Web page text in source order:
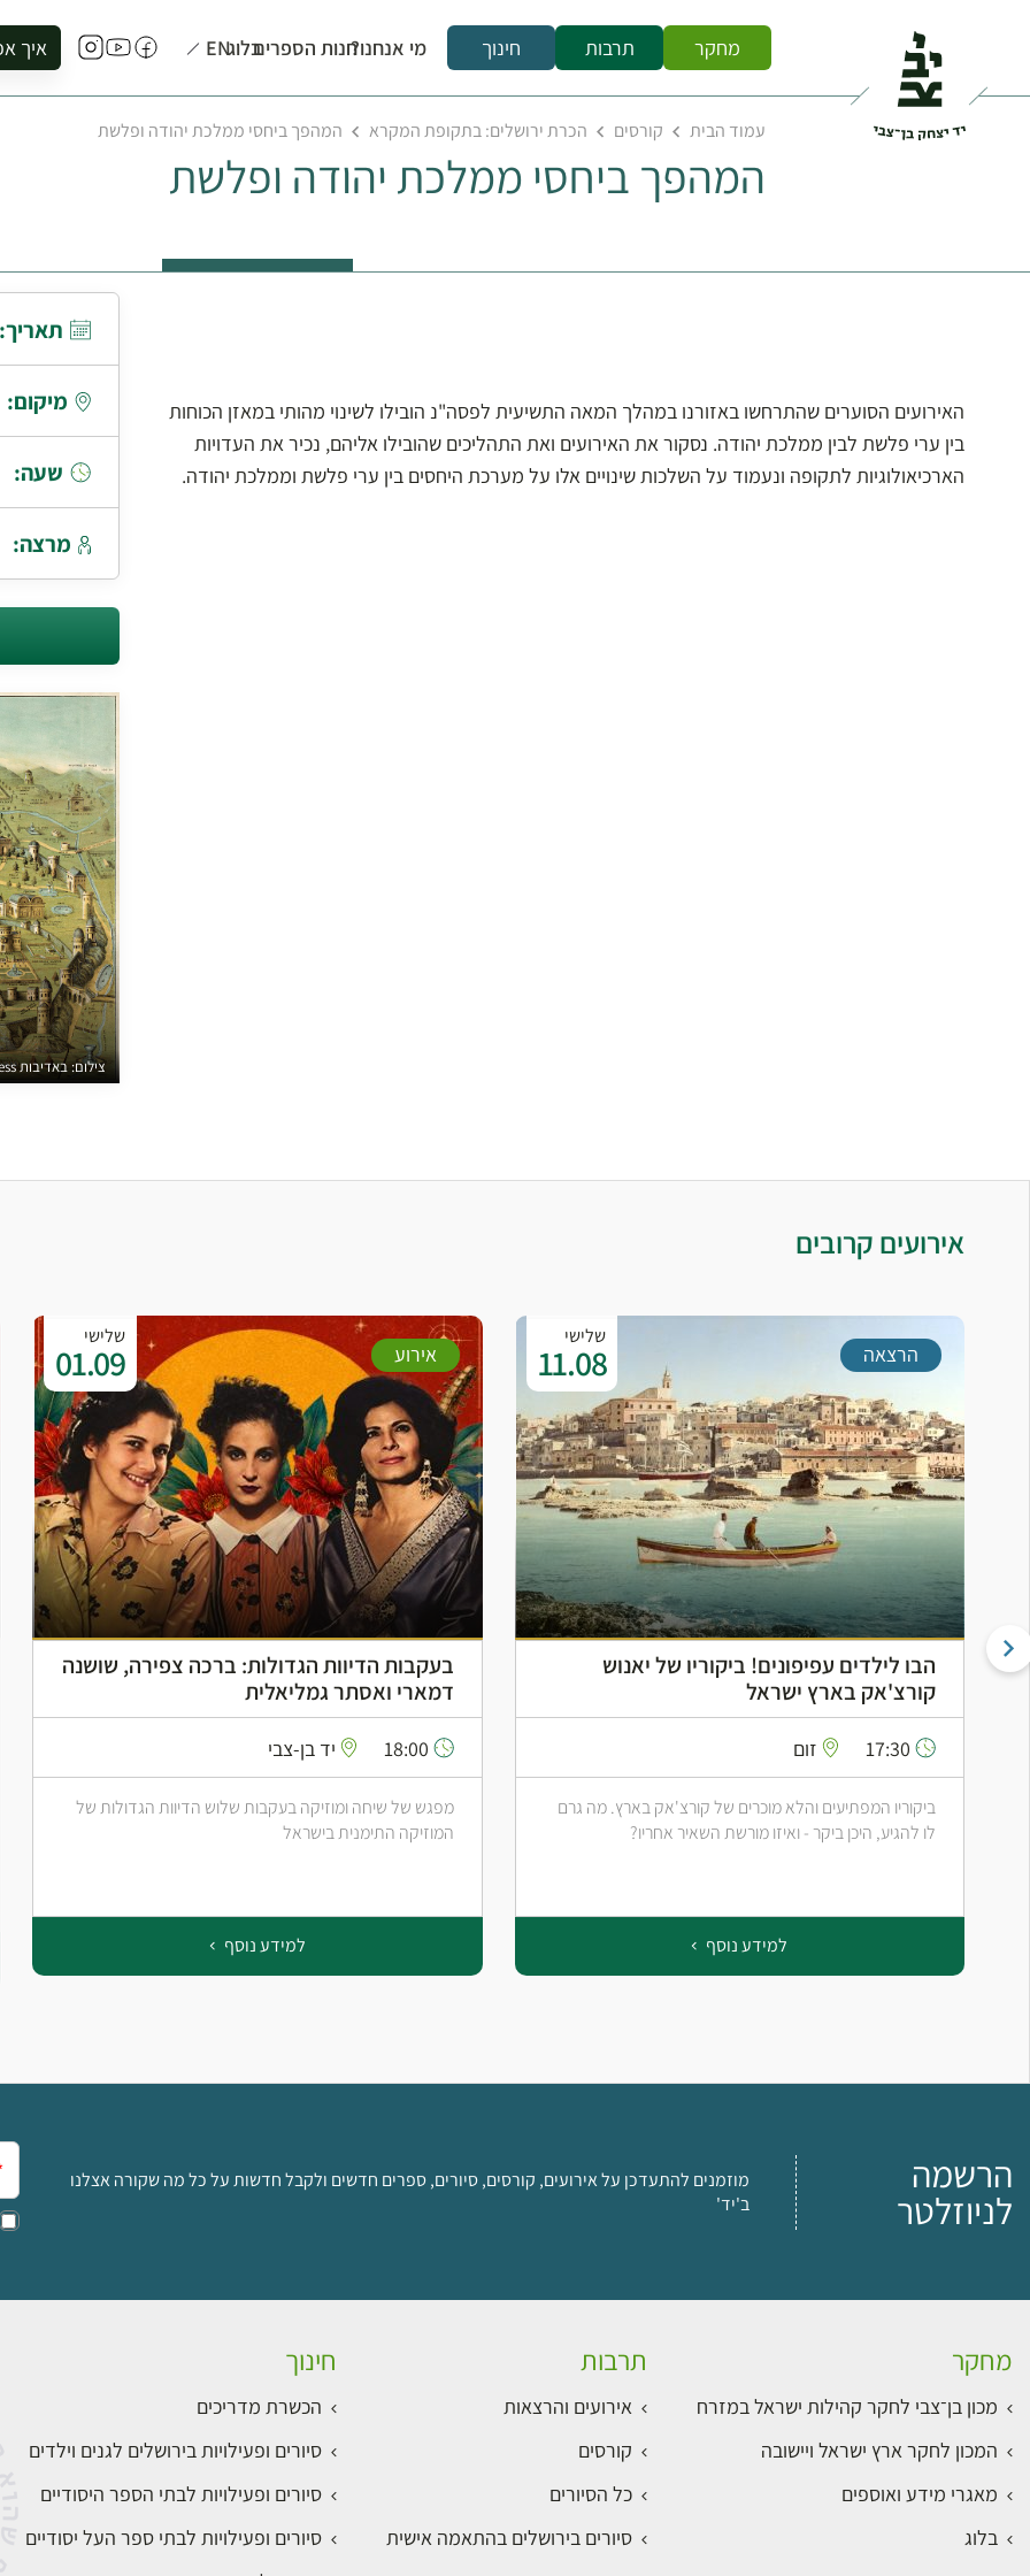
מחקר תרבות חינוך מי אנחנו?חנות הספריםבלוגEN איך
להזמין
לתאם
עמוד הבית קורסים הכרת ירושלים: בתקופת המקרא המהפך ביחסי ממלכת יהודה ופלשת
המהפך ביחסי ממלכת יהודה ופלשת
האירועים הסוערים שהתרחשו באזורנו במהלך המאה התשיעית לפסה"נ הובילו לשינוי מהותי במאזן הכוחות
בין ערי פלשת לבין ממלכת יהודה. נסקור את האירועים ואת התהליכים שהובילו אליהם, נכיר את העדויות
הארכיאולוגיות לתקופה ונעמוד על השלכות שינויים אלו על מערכת היחסים בין ערי פלשת וממלכת יהודה.
תאריך:
מיקום:
שעה:
מרצה:
צילום: באדיבות Library of Congress
אירועים קרובים
שלישי
11.08 הרצאה
הבו לילדים עפיפונים! ביקוריו של יאנוש
קורצ'אק בארץ ישראל
17:30 זום
ביקוריו המפתיעים והלא מוכרים של קורצ'אק בארץ. מה גרם
לו להגיע, היכן ביקר - ואיזו מורשת השאיר אחריו?
למידע נוסף
שלישי
01.09 אירוע
בעקבות הדיוות הגדולות: ברכה צפירה, שושנה
דמארי ואסתר גמליאלית
יד בן-צבי
מפגש של שיחה ומוזיקה בעקבות שלוש הדיוות הגדולות של
המוזיקה התימנית בישראל
למידע נוסף
הרשמה
לניוזלטר
מוזמנים להתעדכן על אירועים, קורסים, סיורים, ספרים חדשים ולקבל חדשות על כל מה שקורה אצלנו
ב'יד'
מחקר
מכון בן־צבי לחקר קהילות ישראל במזרח
המכון לחקר ארץ ישראל ויישובה
מאגרי מידע ואוספים
בלוג
תרבות
אירועים והרצאות
קורסים
כל הסיורים
סיורים בירושלים בהתאמה אישית
חינוך
הכשרת מדריכים
סיורים ופעילויות בירושלים לגנים וילדים
סיורים ופעילויות לבתי הספר היסודיים
סיורים ופעילויות לבתי ספר העל יסודיים